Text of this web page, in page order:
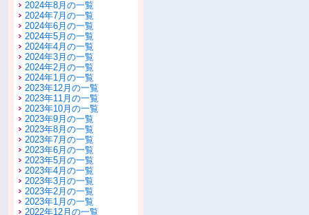
2024年8月の一覧
2024年7月の一覧
2024年6月の一覧
2024年5月の一覧
2024年4月の一覧
2024年3月の一覧
2024年2月の一覧
2024年1月の一覧
2023年12月の一覧
2023年11月の一覧
2023年10月の一覧
2023年9月の一覧
2023年8月の一覧
2023年7月の一覧
2023年6月の一覧
2023年5月の一覧
2023年4月の一覧
2023年3月の一覧
2023年2月の一覧
2023年1月の一覧
2022年12月の一覧